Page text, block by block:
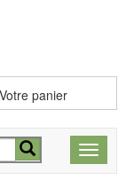
Votre panier
Toggle